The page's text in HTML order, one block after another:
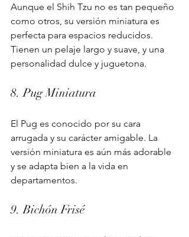
Aunque el Shih Tzu no es tan pequeño
como otros, su versión miniatura es
perfecta para espacios reducidos.
Tienen un pelaje largo y suave, y una
personalidad dulce y juguetona.
8. Pug Miniatura
El Pug es conocido por su cara
arrugada y su carácter amigable. La
versión miniatura es aún más adorable
y se adapta bien a la vida en
departamentos.
9. Bichón Frisé